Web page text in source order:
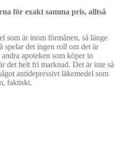
för exakt samma pris, alltså
som är inom förmånen, så länge
spelar det ingen roll om det är
apoteken som köper in
det helt fri marknad. Det är inte så
antidepressivt läkemedel som
faktiskt.